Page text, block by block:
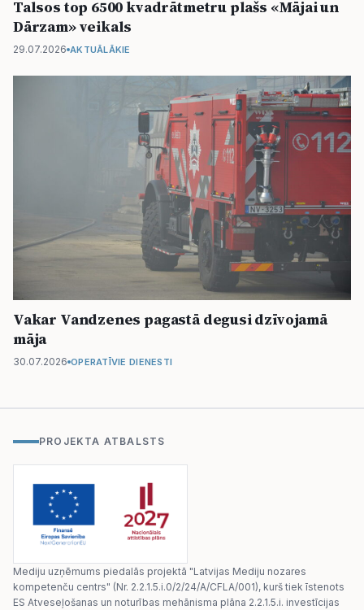
Talsos top 6500 kvadrātmetru plašs «Mājai un
Dārzam» veikals
29.07.2026 AKTUĀLĀKIE
Vakar Vandzenes pagastā degusi dzīvojamā
māja
30.07.2026 OPERATĪVIE DIENESTI
PROJEKTA ATBALSTS
Mediju uzņēmums piedalās projektā "Latvijas Mediju nozares
kompetenču centrs" (Nr. 2.2.1.5.i.0/2/24/A/CFLA/001), kurš tiek īstenots
ES Atveseļošanas un noturības mehānisma plāna 2.2.1.5.i. investīcijas